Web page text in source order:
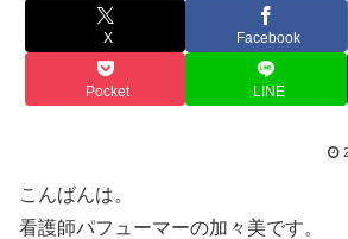
X Facebook
Pocket LINE
こんばんは。
看護師パフューマーの加々美です。